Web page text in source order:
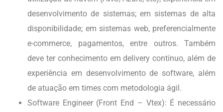
desenvolvimento de sistemas; em sistemas de alta
disponibilidade; em sistemas web, preferencialmente
e-commerce, pagamentos, entre outros. Também
deve ter conhecimento em delivery contínuo, além de
experiência em desenvolvimento de software, além
de atuação em times com metodologia ágil.
Software Engineer (Front End – Vtex): É necessário